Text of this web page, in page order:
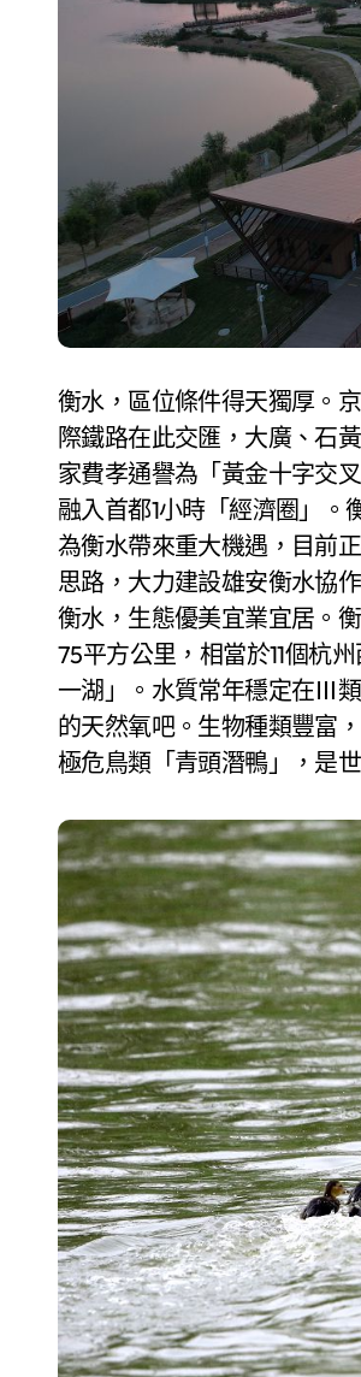
衡水，區位條件得天獨厚。
際鐵路在此交匯，大廣、石
家費孝通譽為「黃金十字交
融入首都1小時「經濟圈」
為衡水帶來重大機遇，目前
思路，大力建設雄安衡水協
衡水，生態優美宜業宜居。
75平方公里，相當於11個杭
一湖」。水質常年穩定在Ⅲ
的天然氧吧。生物種類豐富
極危鳥類「青頭潛鴨」，是